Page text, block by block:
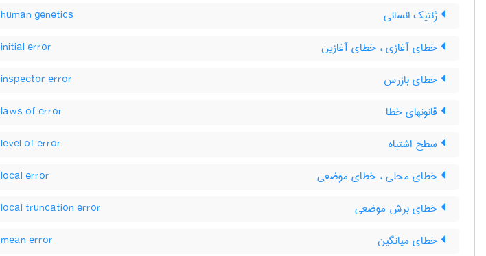
ژنتیک انسانی human genetics
خطای آغازی ، خطای آغازین initial error
خطای بازرس inspector error
قانونهای خطا laws of error
سطح اشتباه level of error
خطای محلی ، خطای موضعی local error
خطای برش موضعی local truncation error
خطای میانگین mean error